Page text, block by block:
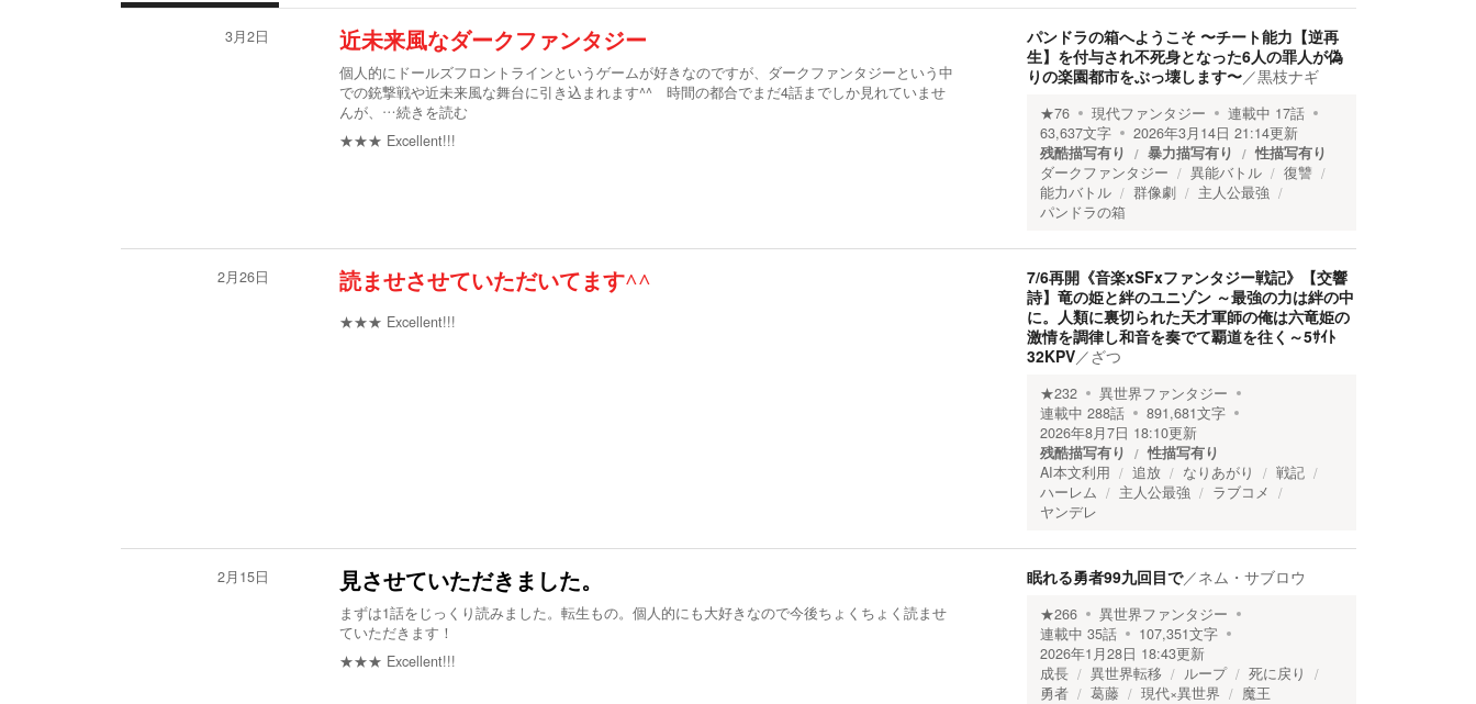
3月2日 近未来風なダークファンタジー
個人的にドールズフロントラインというゲームが好きなのですが、ダークファンタジーという中
での銃撃戦や近未来風な舞台に引き込まれます^^ 時間の都合でまだ4話までしか見れていませ
んが、 …続きを読む
★★★ Excellent!!!
パンドラの箱へようこそ 〜チート能力【逆再
生】を付与され不死身となった6人の罪人が偽
りの楽園都市をぶっ壊します〜／黒枝ナギ
★76 現代ファンタジー 連載中 17話
63,637文字 2026年3月14日 21:14更新
残酷描写有り
暴力描写有り
性描写有り
ダークファンタジー
異能バトル
復讐
能力バトル
群像劇
主人公最強
パンドラの箱
2月26日 読ませさせていただいてます^^
★★★ Excellent!!!
7/6再開《音楽xSFxファンタジー戦記》【交響
詩】竜の姫と絆のユニゾン ～最強の力は絆の中
に。人類に裏切られた天才軍師の俺は六竜姫の
激情を調律し和音を奏でて覇道を往く～5ｻｲﾄ
32KPV／ざつ
★232
異世界ファンタジー
連載中 288話 891,681文字
2026年8月7日 18:10更新
残酷描写有り
性描写有り
AI本文利用
追放 なりあがり
戦記
ハーレム
主人公最強
ラブコメ
ヤンデレ
2月15日 見させていただきました。
まずは1話をじっくり読みました。転生もの。個人的にも大好きなので今後ちょくちょく読ませ
ていただきます！
★★★ Excellent!!!
眠れる勇者99九回目で／ネム・サブロウ
★266
異世界ファンタジー
連載中 35話 107,351文字
2026年1月28日 18:43更新
成長
異世界転移 ループ
死に戻り
勇者
葛藤 現代×異世界 魔王